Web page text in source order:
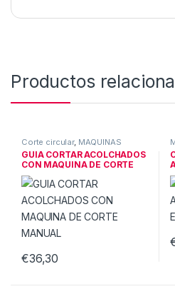
Productos
Corte circular, MAQUINAS
CORTE TEXTIL
GUIA CORTAR ACOLCHADOS
CON MAQUINA DE CORTE
MANUAL
€36,30